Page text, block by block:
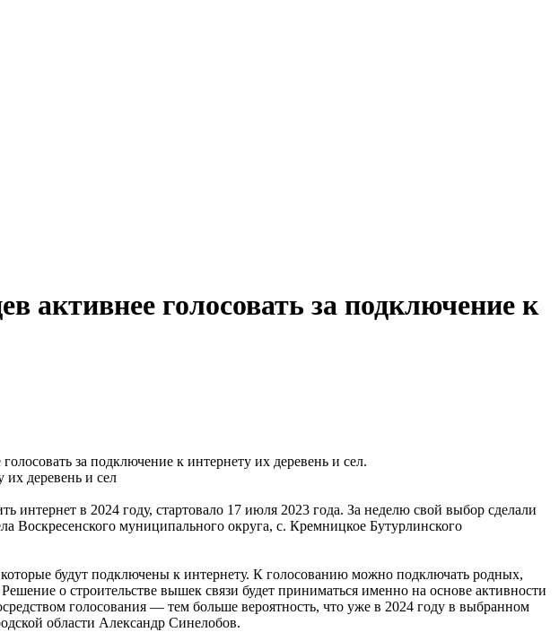
голосовать за подключение к
за подключение к интернету их деревень и сел.
в 2024 году, стартовало 17 июля 2023 года. За неделю свой выбор сделали
Воскресенского муниципального округа, с. Кремницкое Бутурлинского
будут подключены к интернету. К голосованию можно подключать родных,
о строительстве вышек связи будет приниматься именно на основе активности
голосования — тем больше вероятность, что уже в 2024 году в выбранном
области Александр Синелобов.